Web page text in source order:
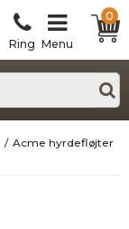
Ring Menu
0
/ Acme hyrdefløjter